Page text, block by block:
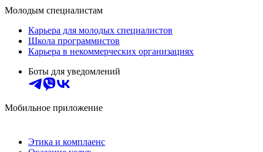
Молодым специалистам
Карьера для молодых специалистов
Школа программистов
Карьера в некоммерческих организациях
Боты для уведомлений
Мобильное приложение
Этика и комплаенс